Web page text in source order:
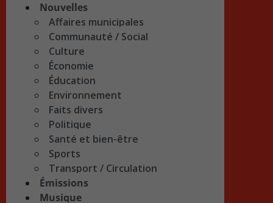
Nouvelles
Affaires municipales
Communauté / Social
Culture
Économie
Éducation
Environnement
Faits divers
Politique
Santé et bien-être
Sports
Transport / Circulation
Émissions
Musique